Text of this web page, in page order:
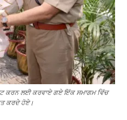
ਕਰਨ ਲਈ ਕਰਵਾਏ ਗਏ ਇੱਕ ਸਮਾਗਮ ਵਿੱਚ
ਕਰਦੇ ਹੋਏ।